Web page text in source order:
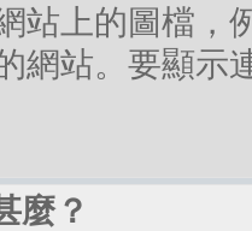
站上的圖檔，
網站。要顯示
麼？